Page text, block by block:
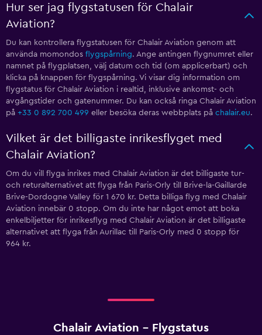
Hur ser jag flygstatusen för Chalair
Aviation?
Du kan kontrollera flygstatusen för Chalair Aviation genom att
använda momondos flygspårning. Ange antingen flygnumret eller
namnet på flygplatsen, välj datum och tid (om applicerbart) och
klicka på knappen för flygspårning. Vi visar dig information om
flygstatus för Chalair Aviation i realtid, inklusive ankomst- och
avgångstider och gatenummer. Du kan också ringa Chalair Aviation
på +33 0 892 700 499 eller besöka deras webbplats på chalair.eu.
Vilket är det billigaste inrikesflyget med
Chalair Aviation?
Om du vill flyga inrikes med Chalair Aviation är det billigaste tur-
och returalternativet att flyga från Paris-Orly till Brive-la-Gaillarde
Brive-Dordogne Valley för 1 670 kr. Detta billiga flyg med Chalair
Aviation innebär 0 stopp. Om du inte har något emot att boka
enkelbiljetter för inrikesflyg med Chalair Aviation är det billigaste
alternativet att flyga från Aurillac till Paris-Orly med 0 stopp för
964 kr.
Chalair Aviation - Flygstatus